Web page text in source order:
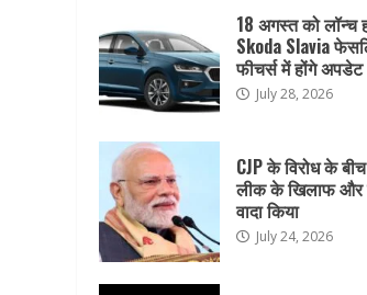
18 अगस्त को लॉन्च
Skoda Slavia
फीचर्स में होंगे अपडेट
July 28, 2026
CJP के विरोध के
लीक के खिलाफ और
वादा किया
July 24, 2026